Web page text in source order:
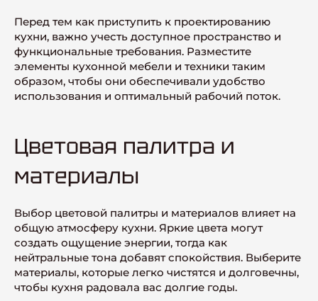
Перед тем как приступить к проектированию
кухни, важно учесть доступное пространство и
функциональные требования. Разместите
элементы кухонной мебели и техники таким
образом, чтобы они обеспечивали удобство
использования и оптимальный рабочий поток.
Цветовая палитра и
материалы
Выбор цветовой палитры и материалов влияет на
общую атмосферу кухни. Яркие цвета могут
создать ощущение энергии, тогда как
нейтральные тона добавят спокойствия. Выберите
материалы, которые легко чистятся и долговечны,
чтобы кухня радовала вас долгие годы.